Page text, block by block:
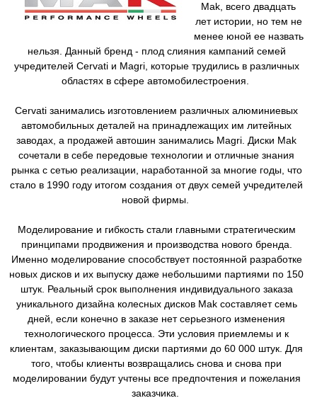
Mak, всего двадцать
лет истории, но тем не
менее юной ее назвать
нельзя. Данный бренд - плод слияния кампаний семей
учредителей Cervati и Magri, которые трудились в различных
областях в сфере автомобилестроения.
Cervati занимались изготовлением различных алюминиевых
автомобильных деталей на принадлежащих им литейных
заводах, а продажей автошин занимались Magri. Диски Mak
сочетали в себе передовые технологии и отличные знания
рынка с сетью реализации, наработанной за многие годы, что
стало в 1990 году итогом создания от двух семей учредителей
новой фирмы.
Моделирование и гибкость стали главными стратегическим
принципами продвижения и производства нового бренда.
Именно моделирование способствует постоянной разработке
новых дисков и их выпуску даже небольшими партиями по 150
штук. Реальный срок выполнения индивидуального заказа
уникального дизайна колесных дисков Mak составляет семь
дней, если конечно в заказе нет серьезного изменения
технологического процесса. Эти условия приемлемы и к
клиентам, заказывающим диски партиями до 60 000 штук. Для
того, чтобы клиенты возвращались снова и снова при
моделировании будут учтены все предпочтения и пожелания
заказчика.